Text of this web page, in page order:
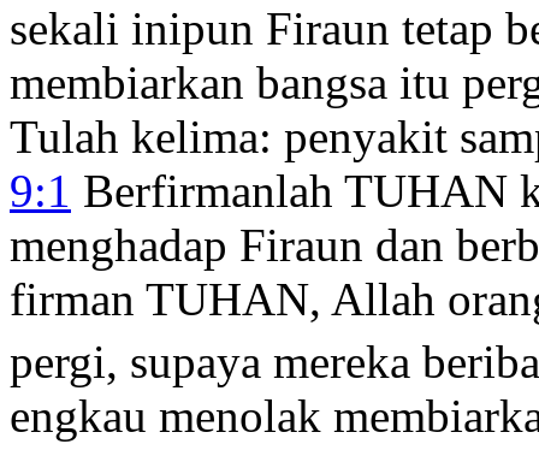
sekali inipun Firaun tetap
membiarkan bangsa itu
Tulah kelima: penyakit
9:1 Berfirmanlah TUHAN
menghadap Firaun dan
firman TUHAN, Allah
pergi, supaya mereka
engkau menolak